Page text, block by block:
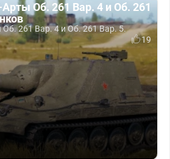
Об. 261 Вар. 4 и Об. 261
261 Вар. 4 и Об. 261 Вар. 5.
19